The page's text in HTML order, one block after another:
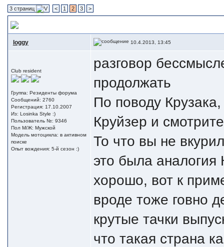
3 страниц < 1 2 3 >
loggy 10.4.2013, 13:45
Club resident
Группа: Резиденты форума
Сообщений: 2760
Регистрация: 17.10.2007
Из: Losinka Style :)
Пользователь №: 9346
Пол М/Ж: Мужской
Модель мотоцикла: в активном
поиске
Опыт вождения: 5-й сезон :)
разговор
продолжать
По поводу
Круйзер и
То что вы не
это была аналогия
хорошо, вот к
вроде тоже говно
крутые тачки
что такая страна